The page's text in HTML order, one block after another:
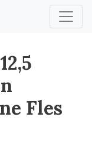
Fles